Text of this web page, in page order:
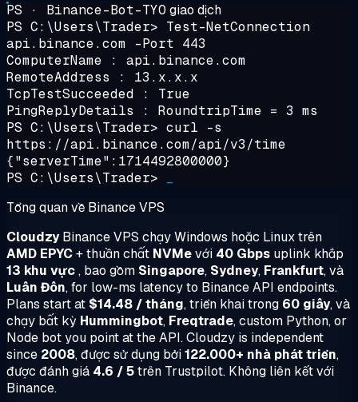
PS · Binance-Bot-TYO giao dịch
PS C:\Users\Trader> Test-NetConnection
api.binance.com -Port 443
ComputerName : api.binance.com
RemoteAddress : 13.x.x.x
TcpTestSucceeded : True
PingReplyDetails : RoundtripTime = 3 ms
PS C:\Users\Trader> curl -s
https://api.binance.com/api/v3/time
{"serverTime":1714492800000}
PS C:\Users\Trader>
Tổng quan về Binance VPS
CloudzyBinance VPS chạy Windows hoặc Linux trên
AMD EPYC+ thuần chất NVMevới 40 Gbps uplink khắp
13 khu vực, bao gồm Singapore, Sydney, Frankfurt, và
Luân Đôn, for low-ms latency to Binance API endpoints.
Plans start at $14.48 / tháng, triển khai trong 60 giây, và
chạy bất kỳ Hummingbot, Freqtrade, custom Python, or
Node bot you point at the API. Cloudzy is independent
since 2008, được sử dụng bởi122.000+ nhà phát triển,
được đánh giá 4.6 / 5trên Trustpilot. Không liên kết với
Binance.